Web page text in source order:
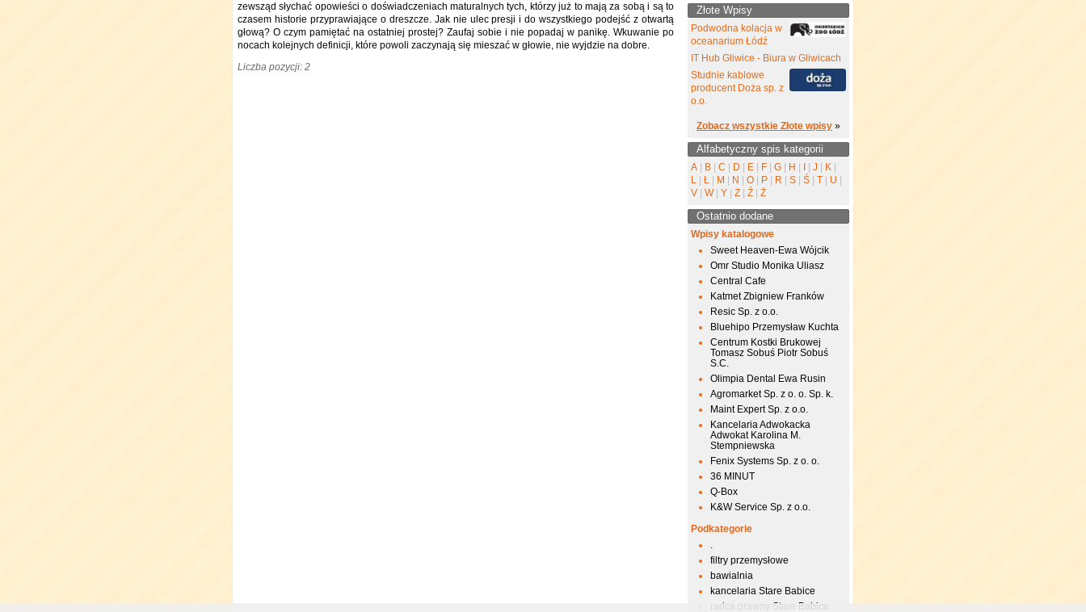
zewsząd słychać opowieści o doświadczeniach maturalnych tych, którzy już to mają za sobą i są to
czasem historie przyprawiające o dreszcze. Jak nie ulec presji i do wszystkiego podejść z otwartą
głową? O czym pamiętać na ostatniej prostej? Zaufaj sobie i nie popadaj w panikę. Wkuwanie po
nocach kolejnych definicji, które powoli zaczynają się mieszać w głowie, nie wyjdzie na dobre.
Liczba pozycji: 2
Złote Wpisy
Podwodna kolacja w
oceanarium Łódź
IT Hub Gliwice - Biura w Gliwicach
Studnie kablowe
producent Doża sp. z
o.o.
Zobacz wszystkie Złote wpisy »
Alfabetyczny spis kategorii
A B C D E F G H J K
L
Ł M N O P R S Ś T U
V
W Y Z Ź Ż
Ostatnio dodane
Wpisy katalogowe
Sweet Heaven-Ewa Wójcik
Omr Studio Monika Uliasz
Central Cafe
Katmet Zbigniew Franków
Resic Sp. z o.o.
Bluehipo Przemysław Kuchta
Centrum Kostki Brukowej
Tomasz Sobuś Piotr Sobuś
S.C.
Olimpia Dental Ewa Rusin
Agromarket Sp. z o. o. Sp. k.
Maint Expert Sp. z o.o.
Kancelaria Adwokacka
Adwokat Karolina M.
Stempniewska
Fenix Systems Sp. z o. o.
36 MINUT
Q-Box
K&W Service Sp. z o.o.
Podkategorie
.
filtry przemysłowe
bawialnia
kancelaria Stare Babice
radca prawny Stare Babice